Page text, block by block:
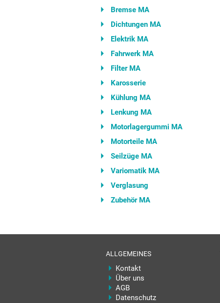
Bremse MA
Dichtungen MA
Elektrik MA
Fahrwerk MA
Filter MA
Karosserie
Kühlung MA
Lenkung MA
Motorlagergummi MA
Motorteile MA
Seilzüge MA
Variomatik MA
Verglasung
Zubehör MA
ALLGEMEINES
Kontakt
Über uns
AGB
Datenschutz